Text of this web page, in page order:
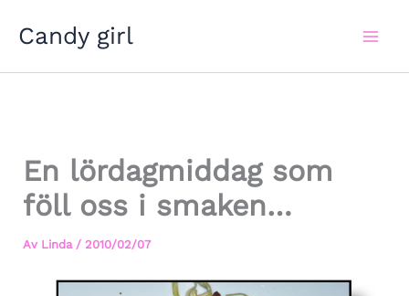
Candy girl
En lördagmiddag som
föll oss i smaken…
Av Linda / 2010/02/07